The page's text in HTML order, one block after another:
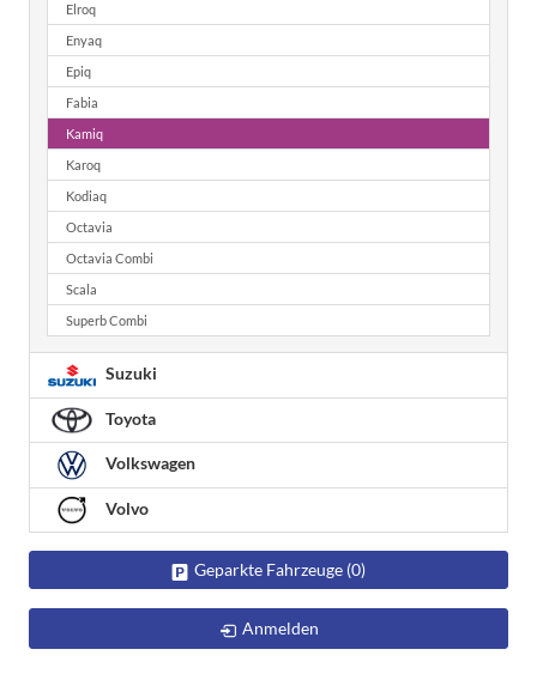
Elroq
Enyaq
Epiq
Fabia
Kamiq
Karoq
Kodiaq
Octavia
Octavia Combi
Scala
Superb Combi
Suzuki
Toyota
Volkswagen
Volvo
Geparkte Fahrzeuge (0)
Anmelden